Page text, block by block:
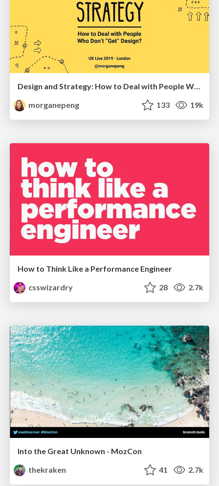
morganepeng
133 19k
How to Think Like a Performance Engineer
csswizardry
28 2.7k
Into the Great Unknown - MozCon
thekraken
41 2.7k